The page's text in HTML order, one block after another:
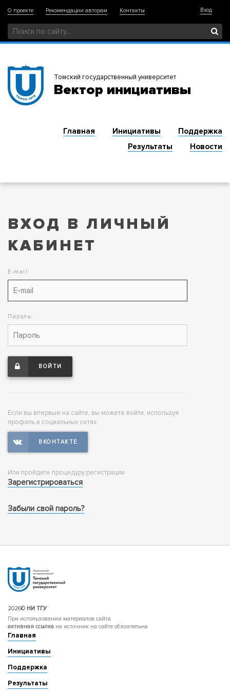
О проекте Рекомендации авторам Контакты Вход
Томский государственный университет
Вектор инициативы
Главная Инициативы
Поддержка
Результаты
Новости
ВХОД В ЛИЧНЫЙ
КАБИНЕТ
E-mail:
Пароль:
ВОЙТИ
Если вы впервые на сайте, вы можете войти, используя
профиль в социальных сетях
Или пройдите процедуру регистрации
Зарегистрироваться
Забыли свой пароль?
2026© НИ ТГУ
При использовании материалов сайта
активная ссылка на источник на сайте обязательна
Главная
Инициативы
Поддержка
Результаты